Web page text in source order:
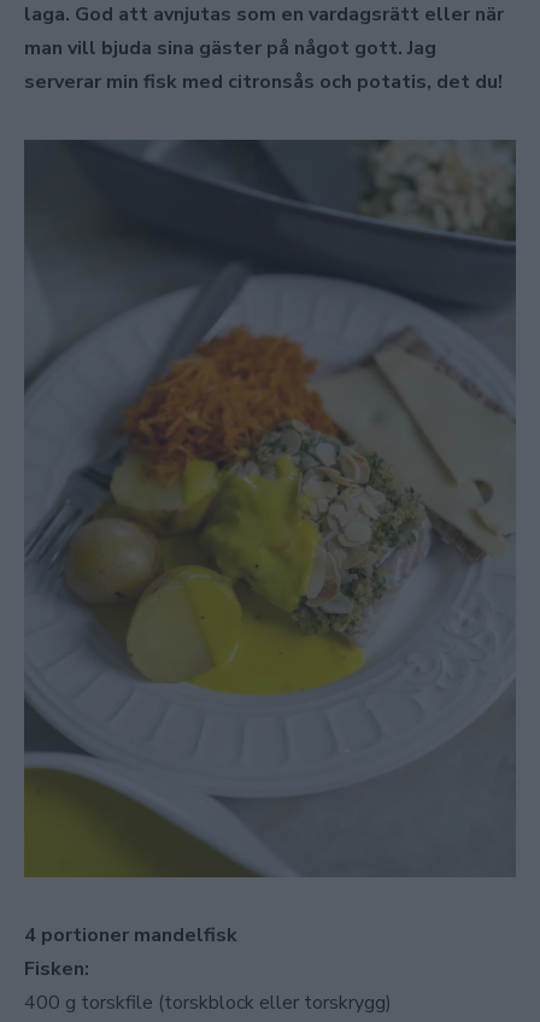
laga. God att avnjutas som en vardagsrätt eller när
man vill bjuda sina gäster på något gott. Jag
serverar min fisk med citronsås och potatis, det du!
4 portioner mandelfisk
Fisken:
400 g torskfile (torskblock eller torskrygg)